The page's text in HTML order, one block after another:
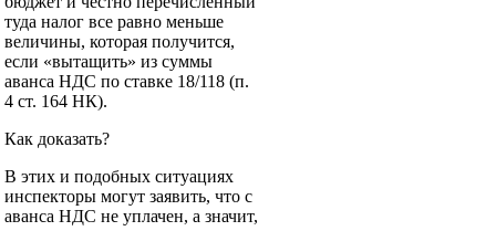
туда налог все равно меньше
величины, которая получится,
если «вытащить» из суммы
аванса НДС по ставке 18/118 (п.
4 ст. 164 НК).
Как доказать?
В этих и подобных ситуациях
инспекторы могут заявить, что с
аванса НДС не уплачен, а значит,